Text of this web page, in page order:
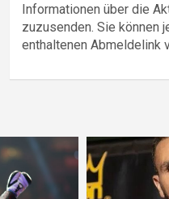
Informationen über die
zuzusenden. Sie können
enthaltenen Abmeldelink